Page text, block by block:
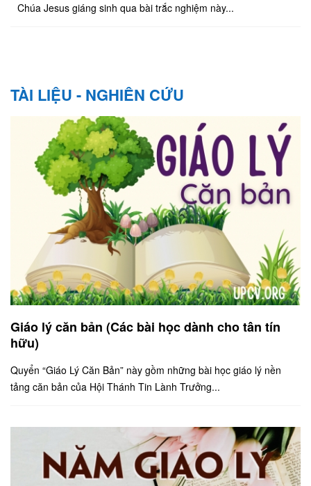
Chúa Jesus giáng sinh qua bài trắc nghiệm này...
TÀI LIỆU - NGHIÊN CỨU
Giáo lý căn bản (Các bài học dành cho tân tín
hữu)
Quyển “Giáo Lý Căn Bản” này gồm những bài học giáo lý nền
tảng căn bản của Hội Thánh Tin Lành Trưởng...